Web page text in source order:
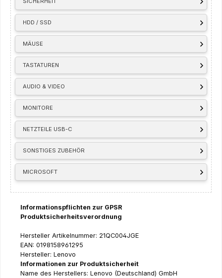
HDD / SSD
MÄUSE
TASTATUREN
AUDIO & VIDEO
MONITORE
NETZTEILE USB-C
SONSTIGES ZUBEHÖR
MICROSOFT
Informationspflichten zur GPSR
Produktsicherheitsverordnung
Hersteller Artikelnummer: 21QC004JGE
EAN: 0198158961295
Hersteller: Lenovo
Informationen zur Produktsicherheit
Name des Herstellers: Lenovo (Deutschland) GmbH